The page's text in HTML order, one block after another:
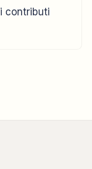
contributi